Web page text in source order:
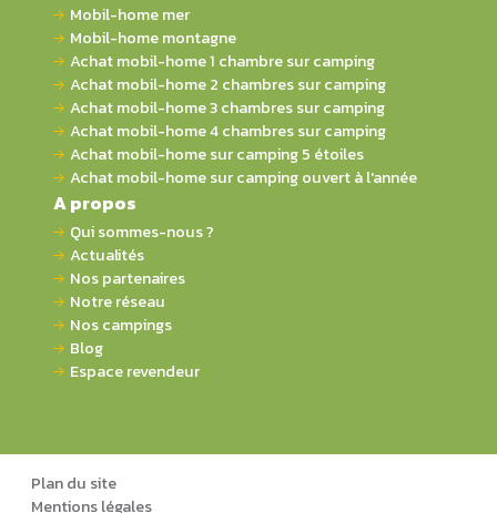
Mobil-home mer
Mobil-home montagne
Achat mobil-home 1 chambre sur camping
Achat mobil-home 2 chambres sur camping
Achat mobil-home 3 chambres sur camping
Achat mobil-home 4 chambres sur camping
Achat mobil-home sur camping 5 étoiles
Achat mobil-home sur camping ouvert à l'année
A propos
Qui sommes-nous ?
Actualités
Nos partenaires
Notre réseau
Nos campings
Blog
Espace revendeur
Plan du site
Mentions légales